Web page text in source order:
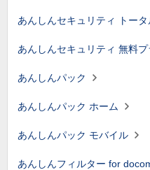
あんしんセキュリティ トー
あんしんセキュリティ 無料プ
あんしんパック
あんしんパック ホーム
あんしんパック モバイル
あんしんフィルター for